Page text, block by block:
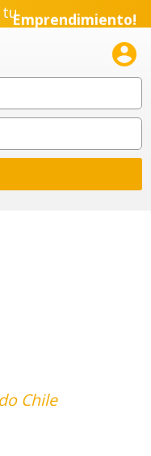
tuEmprendimiento!

Chile